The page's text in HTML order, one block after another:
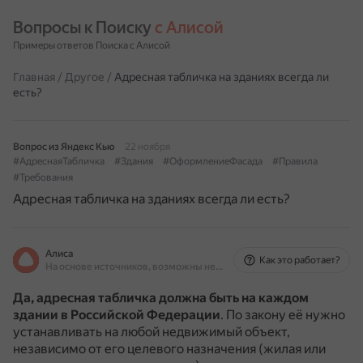
Вопросы к Поиску с Алисой
Примеры ответов Поиска с Алисой
Главная / Другое / Адресная табличка на зданиях всегда ли
есть?
Вопрос из Яндекс Кью
22 ноября
#АдреснаяТабличка
#Здания #ОформлениеФасада
#Правила
#Требования
Адресная табличка на зданиях всегда ли есть?
Алиса
На основе источников, возможны неточности
Как это работает?
Да, адресная табличка должна быть на каждом
здании в Российской Федерации. По закону её нужно
устанавливать на любой недвижимый объект,
независимо от его целевого назначения (жилая или